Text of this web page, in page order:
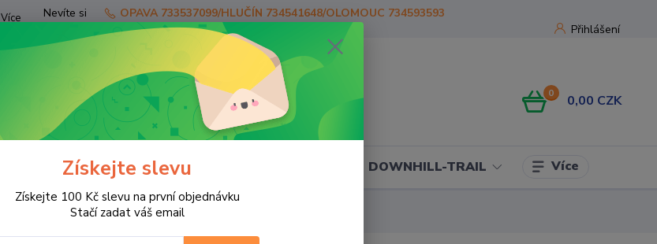
Více
Přihlášení
Hledat
Nevíte si
rady?
Zavolejte.
OPAVA 733537099/HLUČÍN 734541648/OLOMOUC 734593593
0 0,00 CZK
SKÚTRY PRO JEZDCE DOWNHILL-TRAIL Více
Získejte slevu
Získejte 100 Kč slevu na první objednávku
Stačí zadat váš email